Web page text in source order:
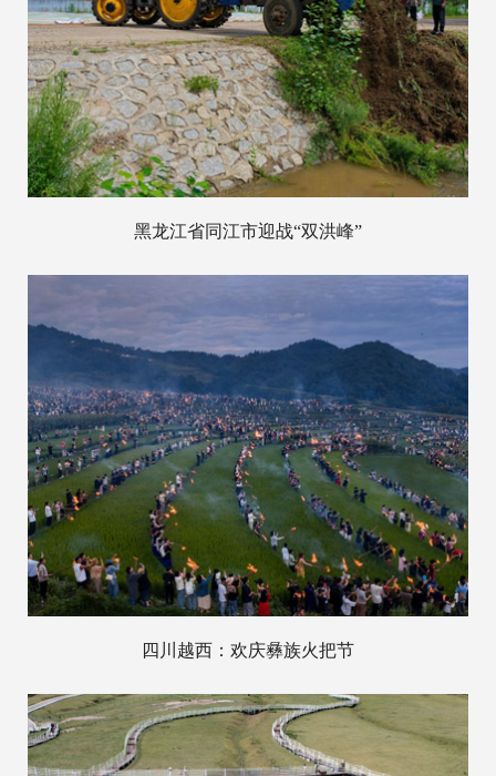
黑龙江省同江市迎战“双洪峰”
四川越西：欢庆彝族火把节